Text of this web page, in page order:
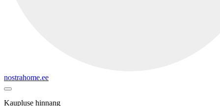
nostrahome.ee
Kaupluse hinnang